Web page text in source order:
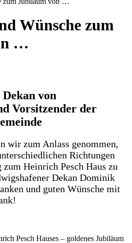
Wünsche zum
…
von
Vorsitzender der
wir zum Anlass genommen,
Richtungen
Heinrich Pesch Haus zu
Dekan Dominik
und guten Wünsche mit
Pesch Hauses – goldenes Jubiläum